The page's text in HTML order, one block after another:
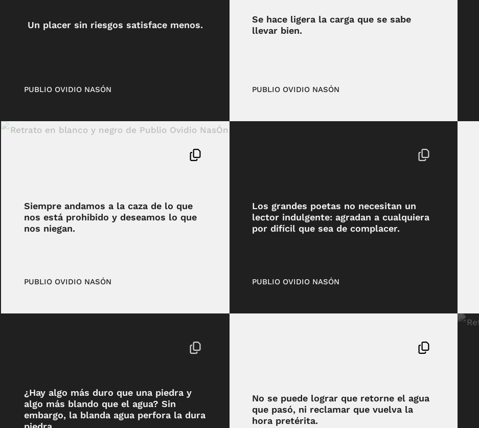
Un placer sin riesgos satisface menos.
PUBLIO OVIDIO NASÓN
Se hace ligera la carga que se sabe
llevar bien.
PUBLIO OVIDIO NASÓN
Siempre andamos a la caza de lo que
nos está prohibido y deseamos lo que
nos niegan.
PUBLIO OVIDIO NASÓN
Los grandes poetas no necesitan un
lector indulgente: agradan a cualquiera
por difícil que sea de complacer.
PUBLIO OVIDIO NASÓN
¿Hay algo más duro que una piedra y
algo más blando que el agua? Sin
embargo, la blanda agua perfora la dura
No se puede lograr que retorne el agua
que pasó, ni reclamar que vuelva la
hora pretérita.